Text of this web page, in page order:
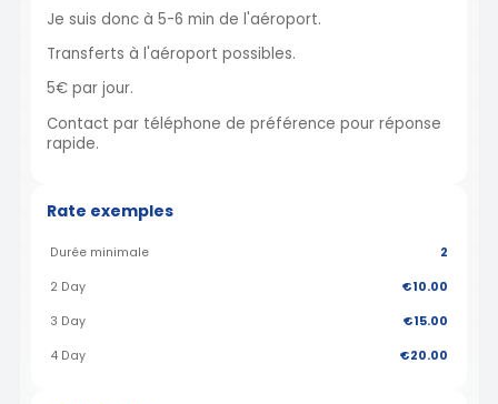
Je suis donc à 5-6 min de l'aéroport.
Transferts à l'aéroport possibles.
5€ par jour.
Contact par téléphone de préférence pour réponse
rapide.
Rate exemples
Durée minimale 2
2 Day €10.00
3 Day €15.00
4 Day €20.00